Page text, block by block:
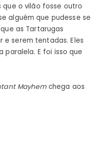
que o vilão fosse outro
alguém que pudesse se
as Tartarugas
e serem tentadas. Eles
paralela. E foi isso que
Mayhemchega aos